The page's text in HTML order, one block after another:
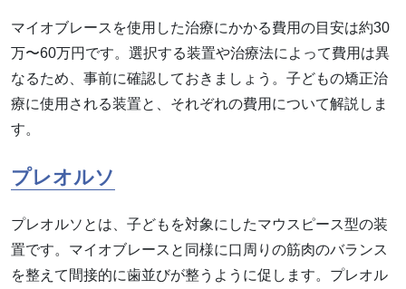
マイオブレースを使用した治療にかかる費用の目安は約30
万〜60万円です。選択する装置や治療法によって費用は異
なるため、事前に確認しておきましょう。子どもの矯正治
療に使用される装置と、それぞれの費用について解説しま
す。
プレオルソ
プレオルソとは、子どもを対象にしたマウスピース型の装
置です。マイオブレースと同様に口周りの筋肉のバランス
を整えて間接的に歯並びが整うように促します。プレオル